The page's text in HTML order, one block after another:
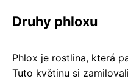
Druhy phloxu
Phlox je rostlina, která
Tuto květinu si